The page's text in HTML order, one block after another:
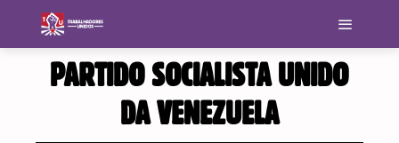
PARTIDO SOCIALISTA UNIDO
DA VENEZUELA